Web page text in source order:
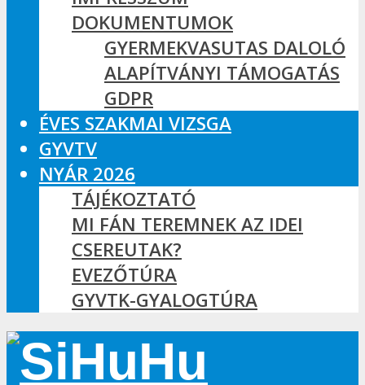
DOKUMENTUMOK
GYERMEKVASUTAS DALOLÓ
ALAPÍTVÁNYI TÁMOGATÁS
GDPR
ÉVES SZAKMAI VIZSGA
GYVTV
NYÁR 2026
TÁJÉKOZTATÓ
MI FÁN TEREMNEK AZ IDEI
CSEREUTAK?
EVEZŐTÚRA
GYVTK-GYALOGTÚRA